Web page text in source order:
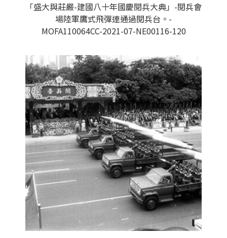
「盛大與莊嚴-建國八十年國慶閱兵大典」-閱兵會
場陸軍鷹式飛彈連通過閱兵台。-
MOFA110064CC-2021-07-NE00116-120